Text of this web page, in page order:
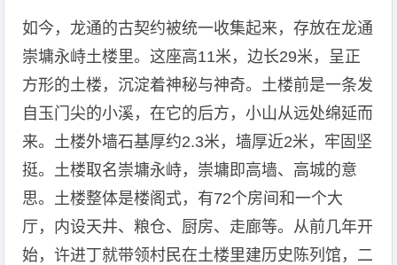
如今，龙通的古契约被统一收集起来，存放在龙通
崇墉永峙土楼里。这座高11米，边长29米，呈正
方形的土楼，沉淀着神秘与神奇。土楼前是一条发
自玉门尖的小溪，在它的后方，小山从远处绵延而
来。土楼外墙石基厚约2.3米，墙厚近2米，牢固坚
挺。土楼取名崇墉永峙，崇墉即高墙、高城的意
思。土楼整体是楼阁式，有72个房间和一个大
厅，内设天井、粮仓、厨房、走廊等。从前几年开
始，许进丁就带领村民在土楼里建历史陈列馆，二